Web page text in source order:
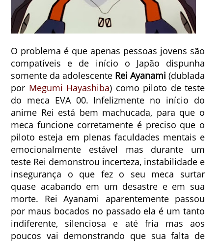
O problema é que apenas pessoas jovens são
compatíveis e de início o Japão dispunha
somente da adolescente Rei Ayanami (dublada
por Megumi Hayashiba) como piloto de teste
do meca EVA 00. Infelizmente no início do
anime Rei está bem machucada, para que o
meca funcione corretamente é preciso que o
piloto esteja em plenas faculdades mentais e
emocionalmente estável mas durante um
teste Rei demonstrou incerteza, instabilidade e
insegurança o que fez o seu meca surtar
quase acabando em um desastre e em sua
morte. Rei Ayanami aparentemente passou
por maus bocados no passado ela é um tanto
indiferente, silenciosa e até fria mas aos
poucos vai demonstrando que sua falta de